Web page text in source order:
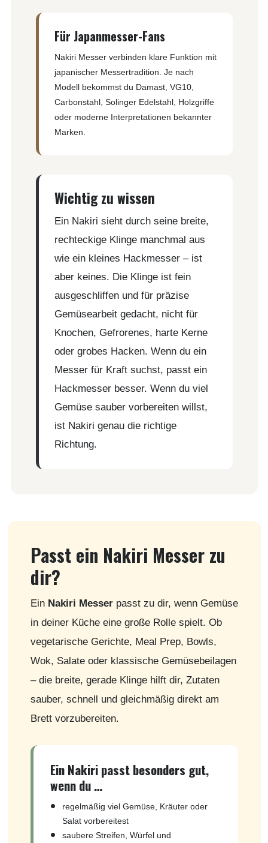
Für Japanmesser-Fans
Nakiri Messer verbinden klare Funktion mit
japanischer Messertradition. Je nach
Modell bekommst du Damast, VG10,
Carbonstahl, Solinger Edelstahl, Holzgriffe
oder moderne Interpretationen bekannter
Marken.
Wichtig zu wissen
Ein Nakiri sieht durch seine breite,
rechteckige Klinge manchmal aus
wie ein kleines Hackmesser – ist
aber keines. Die Klinge ist fein
ausgeschliffen und für präzise
Gemüsearbeit gedacht, nicht für
Knochen, Gefrorenes, harte Kerne
oder grobes Hacken. Wenn du ein
Messer für Kraft suchst, passt ein
Hackmesser besser. Wenn du viel
Gemüse sauber vorbereiten willst,
ist Nakiri genau die richtige
Richtung.
Passt ein Nakiri Messer zu
dir?
Ein Nakiri Messerpasst zu dir, wenn Gemüse
in deiner Küche eine große Rolle spielt. Ob
vegetarische Gerichte, Meal Prep, Bowls,
Wok, Salate oder klassische Gemüsebeilagen
– die breite, gerade Klinge hilft dir, Zutaten
sauber, schnell und gleichmäßig direkt am
Brett vorzubereiten.
Ein Nakiri passt besonders gut,
wenn du …
regelmäßig viel Gemüse, Kräuter oder
Salat vorbereitest
saubere Streifen, Würfel und